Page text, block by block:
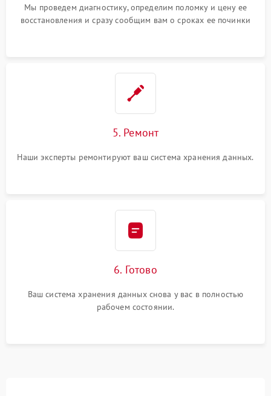
Мы проведем диагностику, определим поломку и цену ее
восстановления и сразу сообщим вам о сроках ее починки
5. Ремонт
Наши эксперты ремонтируют ваш система хранения данных.
6. Готово
Ваш система хранения данных снова у вас в полностью
рабочем состоянии.